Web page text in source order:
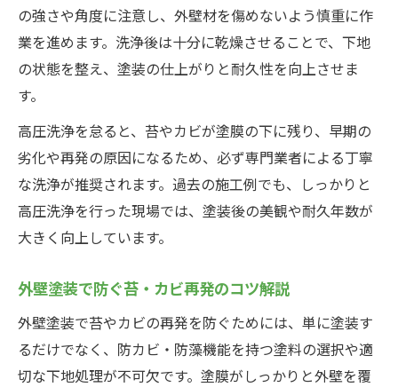
の強さや角度に注意し、外壁材を傷めないよう慎重に作
業を進めます。洗浄後は十分に乾燥させることで、下地
の状態を整え、塗装の仕上がりと耐久性を向上させま
す。
高圧洗浄を怠ると、苔やカビが塗膜の下に残り、早期の
劣化や再発の原因になるため、必ず専門業者による丁寧
な洗浄が推奨されます。過去の施工例でも、しっかりと
高圧洗浄を行った現場では、塗装後の美観や耐久年数が
大きく向上しています。
外壁塗装で防ぐ苔・カビ再発のコツ解説
外壁塗装で苔やカビの再発を防ぐためには、単に塗装す
るだけでなく、防カビ・防藻機能を持つ塗料の選択や適
切な下地処理が不可欠です。塗膜がしっかりと外壁を覆